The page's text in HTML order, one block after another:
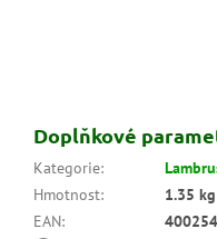
Doplňkové
Kategorie:
Hmotnost:
1.35 kg
EAN: